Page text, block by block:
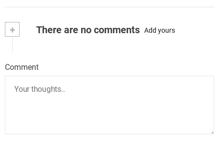
+ There are no comments Add yours
Comment